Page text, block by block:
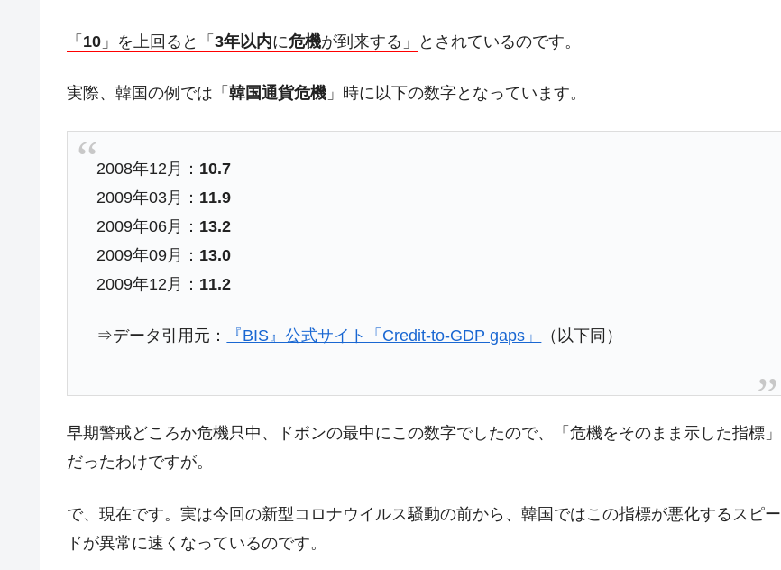
『Money1』 韓国化学企業最大手『ロッテケミカル』純借入金が約8兆。信用格付け「ネガティブ」にダウン
Fact1 日本の誇る海洋資源調査船『白嶺』は先進技術の塊！
Fact1
Fact1 今話題の「楽天ライオンズ」とは？
Fact1 奇跡の毛色「白毛馬」とは？
全て勝つといくら？ 競馬GI競走で勝利騎手がもらえる賞金とは？
Fact1 日本人マスターズ挑戦の歴史。松山以前に最高位だった選手とは？
「 10 」を上回ると「 3年以内に危機が到来する」 とされているのです。
実際、韓国の例では「 韓国通貨危機 」時に以下の数字となっています。
2008年12月： 10.7
2009年03月： 11.9
2009年06月： 13.2
2009年09月： 13.0
2009年12月： 11.2
⇒データ引用元： 『BIS』公式サイト「Credit-to-GDP gaps」 （以下同）
早期警戒どころか危機只中、ドボンの最中にこの数字でしたので、「危機をそのまま示した指標」
だったわけですが。
で、現在です。実は今回の新型コロナウイルス騒動の前から、韓国ではこの指標が悪化するスピー
ドが異常に速くなっているのです。